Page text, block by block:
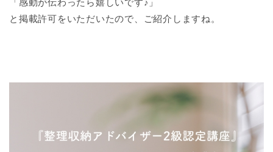
と掲載許可をいただいたので、ご紹介しますね。